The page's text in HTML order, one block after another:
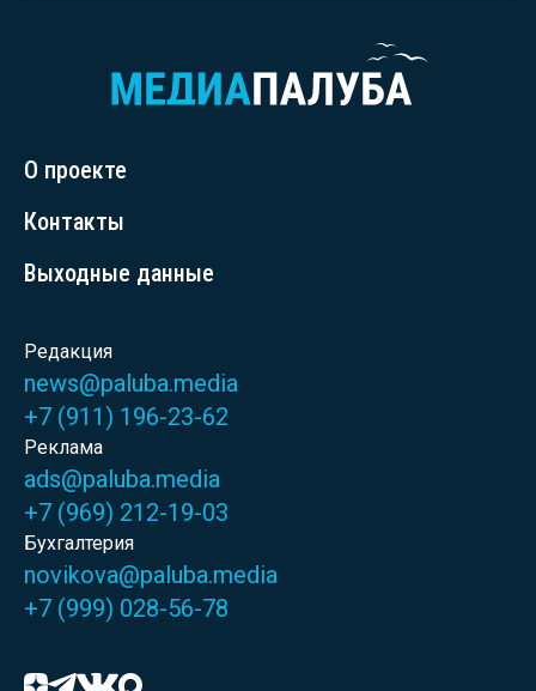
О проекте
Контакты
Выходные данные
Редакция
news@paluba.media
+7 (911) 196-23-62
Реклама
ads@paluba.media
+7 (969) 212-19-03
Бухгалтерия
novikova@paluba.media
+7 (999) 028-56-78